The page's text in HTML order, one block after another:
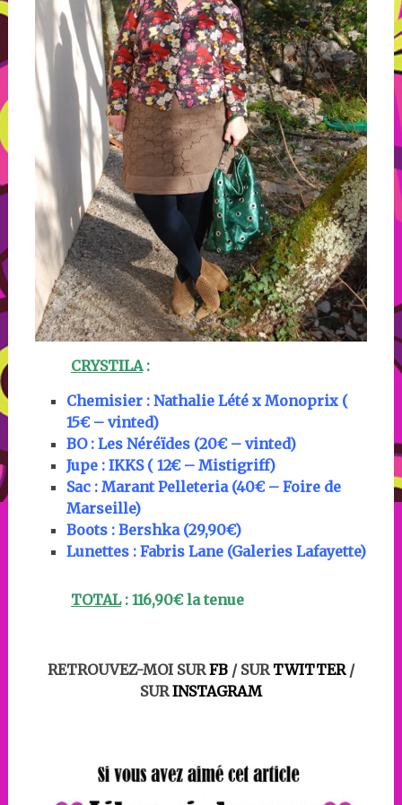
CRYSTILA:
Chemisier : Nathalie Lété x Monoprix (
15€ – vinted)
BO : Les Néréïdes (20€ – vinted)
Jupe : IKKS ( 12€ – Mistigriff)
Sac : Marant Pelleteria (40€ – Foire de
Marseille)
Boots : Bershka (29,90€)
Lunettes : Fabris Lane (Galeries Lafayette)
TOTAL: 116,90€ la tenue
RETROUVEZ-MOI SUR FB / SUR TWITTER/
SURINSTAGRAM